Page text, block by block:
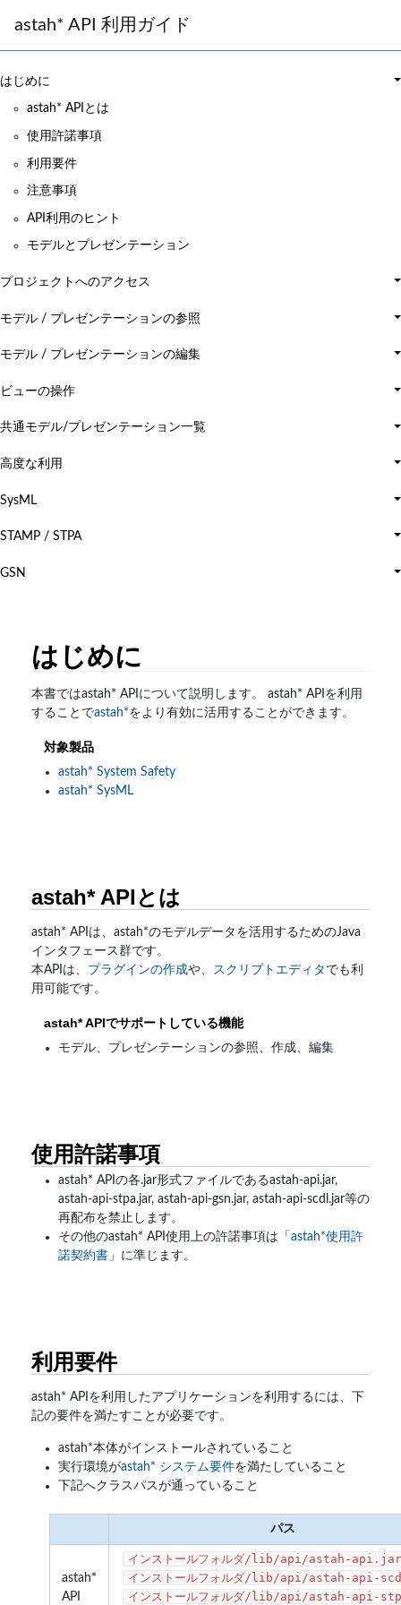
astah* API 利用ガイド
はじめに
astah* APIとは
使用許諾事項
利用要件
注意事項
API利用のヒント
モデルとプレゼンテーション
プロジェクトへのアクセス
モデル / プレゼンテーションの参照
モデル / プレゼンテーションの編集
ビューの操作
共通モデル/プレゼンテーション一覧
高度な利用
SysML
STAMP / STPA
GSN
はじめに
本書ではastah* APIについて説明します。 astah* APIを利用
することでastah*をより有効に活用することができます。
対象製品
astah* System Safety
astah* SysML
astah* APIとは
astah* APIは、astah*のモデルデータを活用するためのJava
インタフェース群です。
本APIは、 プラグインの作成や、 スクリプトエディタ でも利
用可能です。
astah* APIでサポートしている機能
モデル、プレゼンテーションの参照、作成、編集
使用許諾事項
astah* APIの各.jar形式ファイルであるastah-api.jar,
astah-api-stpa.jar, astah-api-gsn.jar, astah-api-scdl.jar等の
再配布を禁止します。
その他のastah* API使用上の許諾事項は「 astah*使用許
諾契約書 」に準じます。
利用要件
astah* APIを利用したアプリケーションを利用するには、下
記の要件を満たすことが必要です。
astah*本体がインストールされていること
実行環境がastah* システム要件を満たしていること
下記へクラスパスが通っていること
パス
astah*
API
インストールフォルダ/lib/api/astah-api.jar
インストールフォルダ/lib/api/astah-api-
インストールフォルダ/lib/api/astah-api-